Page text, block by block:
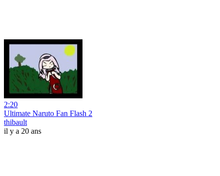
2:20
Ultimate Naruto Fan Flash 2
thibault
il y a 20 ans